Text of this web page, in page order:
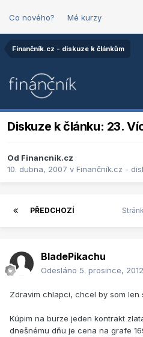
Co nového? Mé kurzy
Finančník.cz - diskuze k článkům
Diskuze k článku: 23.
Od Financnik.cz
10. dubna, 2007 v Finančník.cz -
PŘEDCHOZÍ
BladePikachu
Odesláno 5. prosince, 2012
Zdravim chlapci, chcel by som len
Kúpim na burze jeden kontrakt
dnešnému dňu je cena na grafe